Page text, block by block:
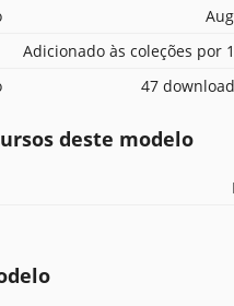
Adicionado às coleções por
47
deste modelo